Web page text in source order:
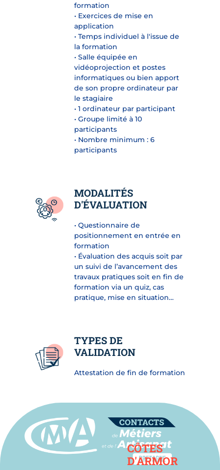
formation
• Exercices de mise en
application
• Temps individuel à l'issue de
la formation
• Salle équipée en
vidéoprojection et postes
informatiques ou bien apport
de son propre ordinateur par
le stagiaire
• 1 ordinateur par participant
• Groupe limité à 10
participants
• Nombre minimum : 6
participants
MODALITÉS
D'ÉVALUATION
• Questionnaire de
positionnement en entrée en
formation
• Évaluation des acquis soit par
un suivi de l’avancement des
travaux pratiques soit en fin de
formation via un quiz, cas
pratique, mise en situation…
TYPES DE
VALIDATION
Attestation de fin de formation
Contact
CÔTES
D'ARMOR